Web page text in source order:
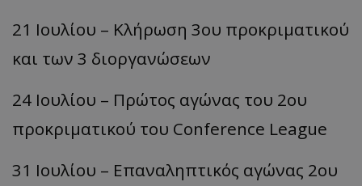
21 Ιουλίου – Κλήρωση 3ου προκριματικού
και των 3 διοργανώσεων
24 Ιουλίου – Πρώτος αγώνας του 2ου
προκριματικού του Conference League
31 Ιουλίου – Επαναληπτικός αγώνας 2ου